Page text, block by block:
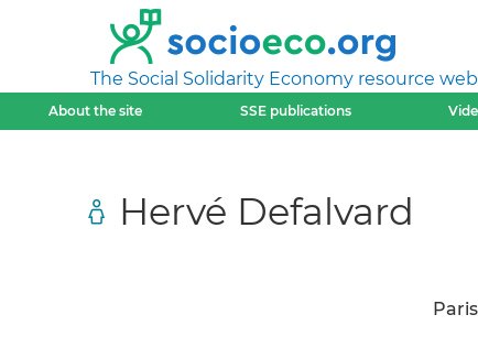
The Social Solidarity Economy resource
About the site SSE publications
Hervé Defalvard